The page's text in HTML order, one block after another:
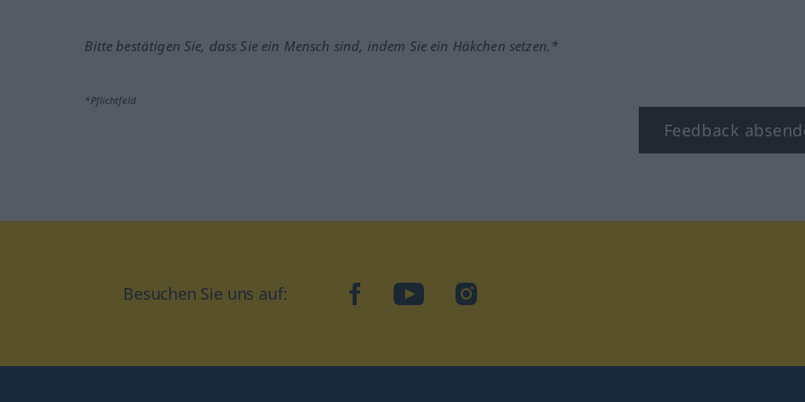
Bitte bestätigen Sie, dass Sie ein Mensch sind, indem Sie ein Häkchen setzen.*
*Pflichtfeld
Feedback
Besuchen Sie uns auf: facebookYouTubeInstagram